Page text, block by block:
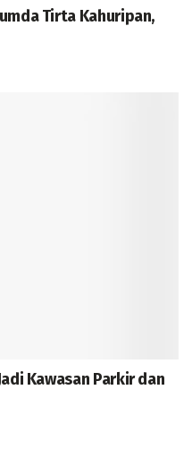
Tirta Kahuripan,
Kawasan Parkir dan